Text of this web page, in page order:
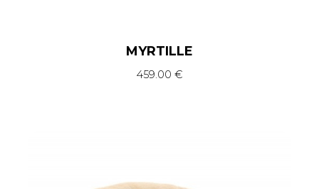
MYRTILLE
459.00 €